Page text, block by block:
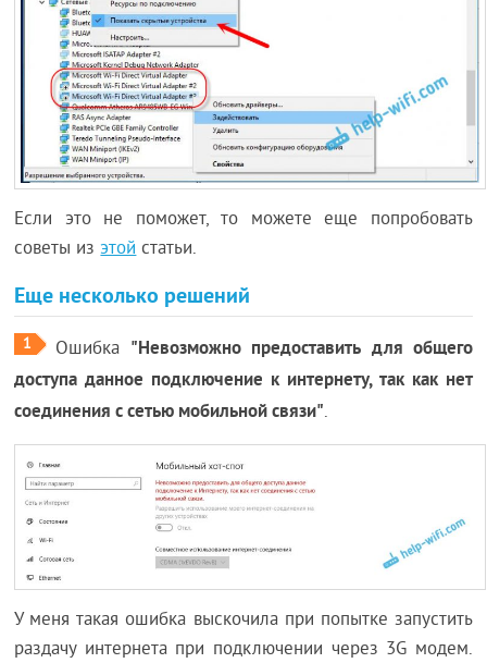
Если это не поможет, то можете еще попробовать
советы изэтойстатьи.
Еще несколько решений
1 Ошибка "Невозможно предоставить для общего
доступа данное подключение к интернету, так как нет
соединения с сетью мобильной связи".
У меня такая ошибка выскочила при попытке запустить
раздачу интернета при подключении через 3G модем.